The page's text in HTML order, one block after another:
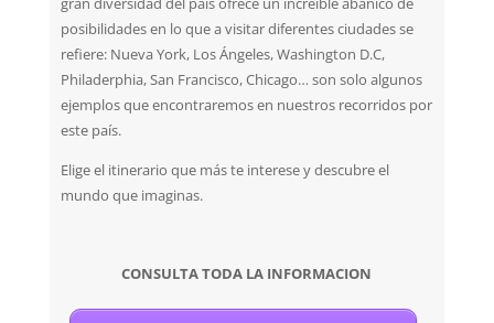
gran diversidad del país ofrece un increíble abanico de
posibilidades en lo que a visitar diferentes ciudades se
refiere: Nueva York, Los Ángeles, Washington D.C,
Philaderphia, San Francisco, Chicago… son solo algunos
ejemplos que encontraremos en nuestros recorridos por
este país.
Elige el itinerario que más te interese y descubre el
mundo que imaginas.
CONSULTA TODA LA INFORMACION